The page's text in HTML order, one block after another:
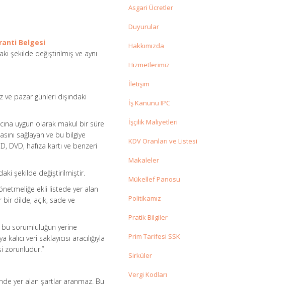
Belgesi
şekilde değiştirilmiş ve aynı
ve pazar günleri dışındaki
uygun olarak makul bir süre
sağlayan ve bu bilgiye
DVD, hafıza kartı ve benzeri
şekilde değiştirilmiştir.
ekli listede yer alan
dilde, açık, sade ve
sorumluluğun yerine
veri saklayıcısı aracılığıyla
zorunludur.”
yer alan şartlar aranmaz. Bu
Asgari Ücretler
Duyurular
Hakkımızda
Hizmetlerimiz
İletişim
İş Kanunu IPC
İşçilik Maliyetleri
KDV Oranları ve Listesi
Makaleler
Mükellef Panosu
Politikamız
Pratik Bilgiler
Prim Tarifesi SSK
Sirküler
Vergi Kodları